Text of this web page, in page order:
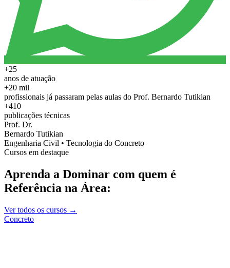
+25
anos de atuação
+20 mil
profissionais já passaram pelas aulas do Prof. Bernardo Tutikian
+410
publicações técnicas
Prof. Dr.
Bernardo Tutikian
Engenharia Civil • Tecnologia do Concreto
Cursos em destaque
Aprenda a Dominar com quem é
Referência na Área:
Ver todos os cursos →
Concreto